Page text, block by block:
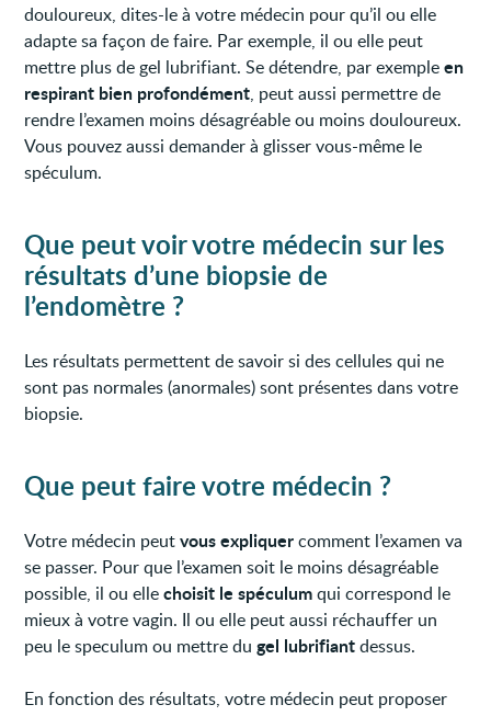
douloureux, dites-le à votre médecin pour qu’il ou elle
adapte sa façon de faire. Par exemple, il ou elle peut
mettre plus de gel lubrifiant. Se détendre, par exempleen
respirant bien profondément, peut aussi permettre de
rendre l’examen moins désagréable ou moins douloureux.
Vous pouvez aussi demander à glisser vous-même le
spéculum.
Que peut voir votre médecin sur les
résultats d’une biopsie de
l’endomètre ?
Les résultats permettent de savoir si des cellules qui ne
sont pas normales (anormales) sont présentes dans votre
biopsie.
Que peut faire votre médecin ?
Votre médecin peutvous expliquercomment l’examen va
se passer. Pour que l’examen soit le moins désagréable
possible, il ou ellechoisit le spéculumqui correspond le
mieux à votre vagin. Il ou elle peut aussi réchauffer un
peu le speculum ou mettre dugel lubrifiantdessus.
En fonction des résultats, votre médecin peut proposer